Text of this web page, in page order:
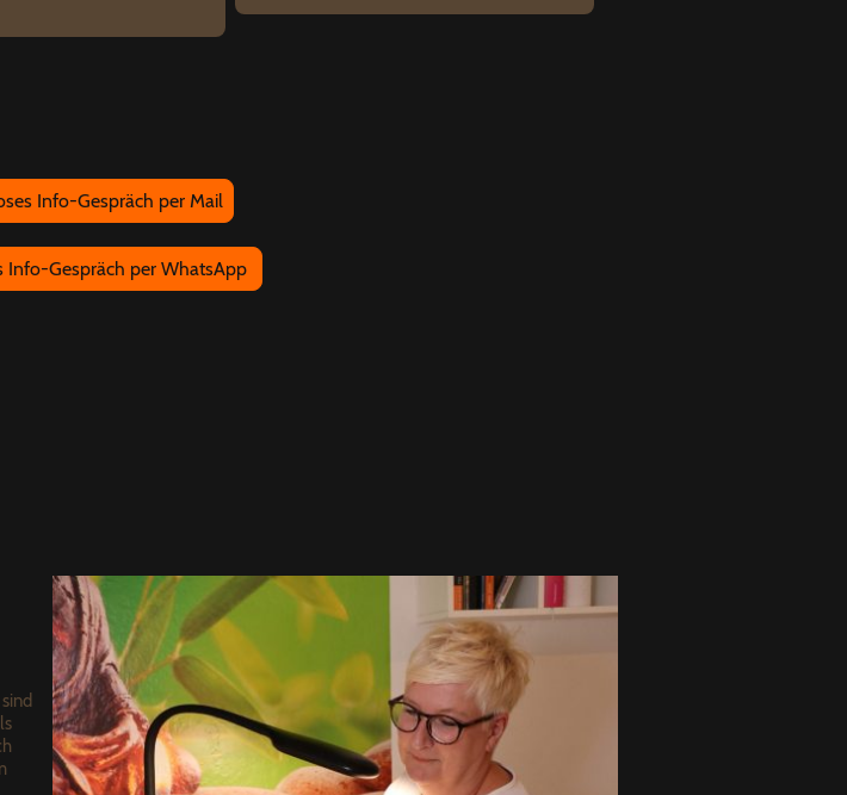
Info-Gespräch per Mail
Info-Gespräch per WhatsApp